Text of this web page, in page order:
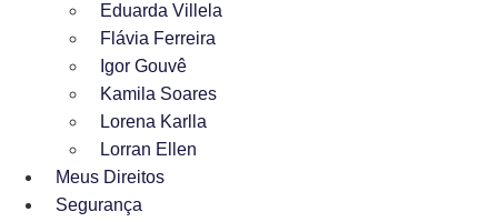
Eduarda Villela
Flávia Ferreira
Igor Gouvê
Kamila Soares
Lorena Karlla
Lorran Ellen
Meus Direitos
Segurança